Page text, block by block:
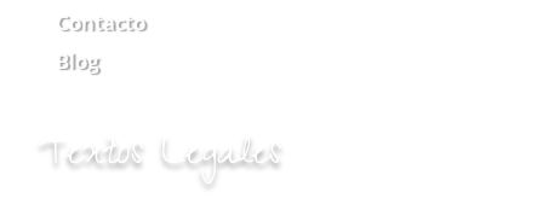
Contacto
Blog
Textos Legales